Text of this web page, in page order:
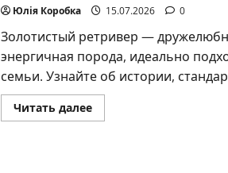
Юлія Коробка 15.07.2026 0
Золотистый ретривер —
энергичная порода, идеально
семьи. Узнайте об истории,
Читать далееПрочитать
больше